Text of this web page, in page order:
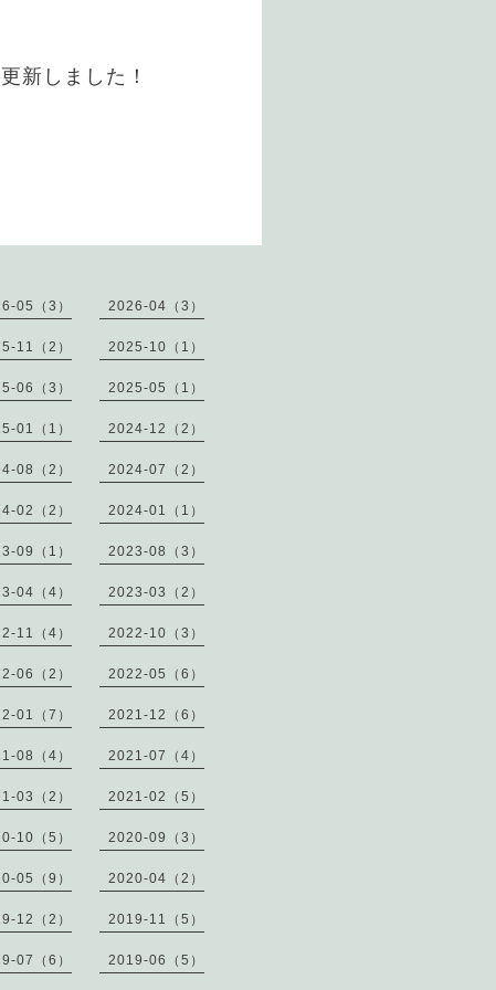
新しました！
05（3） 2026-04（3）
11（2） 2025-10（1）
06（3） 2025-05（1）
01（1） 2024-12（2）
08（2） 2024-07（2）
02（2） 2024-01（1）
09（1） 2023-08（3）
04（4） 2023-03（2）
11（4） 2022-10（3）
06（2） 2022-05（6）
01（7） 2021-12（6）
08（4） 2021-07（4）
03（2） 2021-02（5）
10（5） 2020-09（3）
05（9） 2020-04（2）
12（2） 2019-11（5）
07（6） 2019-06（5）